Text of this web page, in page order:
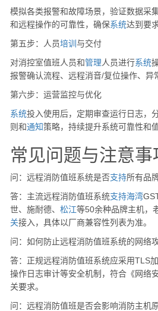
模拟各类报警和故障场景，验证数据采
和远程操作的可靠性，确保系统达到要
第五步：人员培训 与交付
对消控室值班人员和管理人员进行系统
报警确认流程、远程消音/复位操作、异
第六步：运营监控与优化
系统投入使用后，定期审查运行日志，
则和通知策略，持续提升系统可靠性和
常见问题与注意事
问：远程消防值班系统是否支持所有品
答：主流远程消防值班系统支持海湾
世、施耐德、 松江等50余种品牌主机，
关接入，具体以厂商兼容性列表为准。
问：如何防止远程消防值班系统的网络
答：正规远程消防值班系统应采用TLS
操作日志审计等安全机制，符合《网络
关要求。
问：远程消防值班是否会影响消防主机